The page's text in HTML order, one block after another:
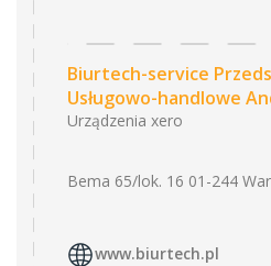
Biurtech-service
Usługowo-handlowe
Urządzenia xero
Bema 65/lok. 16 01-244
www.biurtech.pl